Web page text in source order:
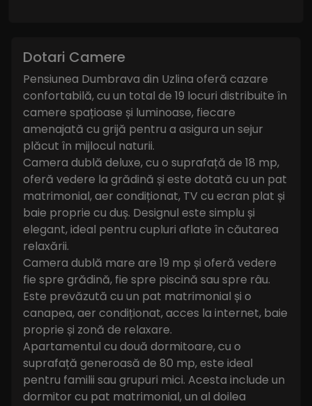
Dotari Camere
Pensiunea Dumbrava din Uzlina oferă cazare
confortabilă, cu un total de 19 locuri distribuite în
camere spațioase și luminoase, fiecare
amenajată cu grijă pentru a asigura un sejur
plăcut în mijlocul naturii.
Camera dublă deluxe, cu o suprafață de 18 mp,
oferă vedere la grădină și este dotată cu un pat
matrimonial, aer condiționat, TV cu ecran plat și
baie proprie cu duș. Designul este simplu și
elegant, ideal pentru cupluri aflate în căutarea
relaxării.
Camera dublă mare are 19 mp și oferă vedere
fie spre grădină, fie spre piscină sau spre râu.
Este prevăzută cu un pat matrimonial și o
canapea, aer condiționat, acces la internet, baie
proprie și zonă de relaxare.
Apartamentul cu două dormitoare, cu o
suprafață generoasă de 80 mp, este ideal
pentru familii sau grupuri mici. Acesta include un
dormitor cu pat matrimonial, un al doilea